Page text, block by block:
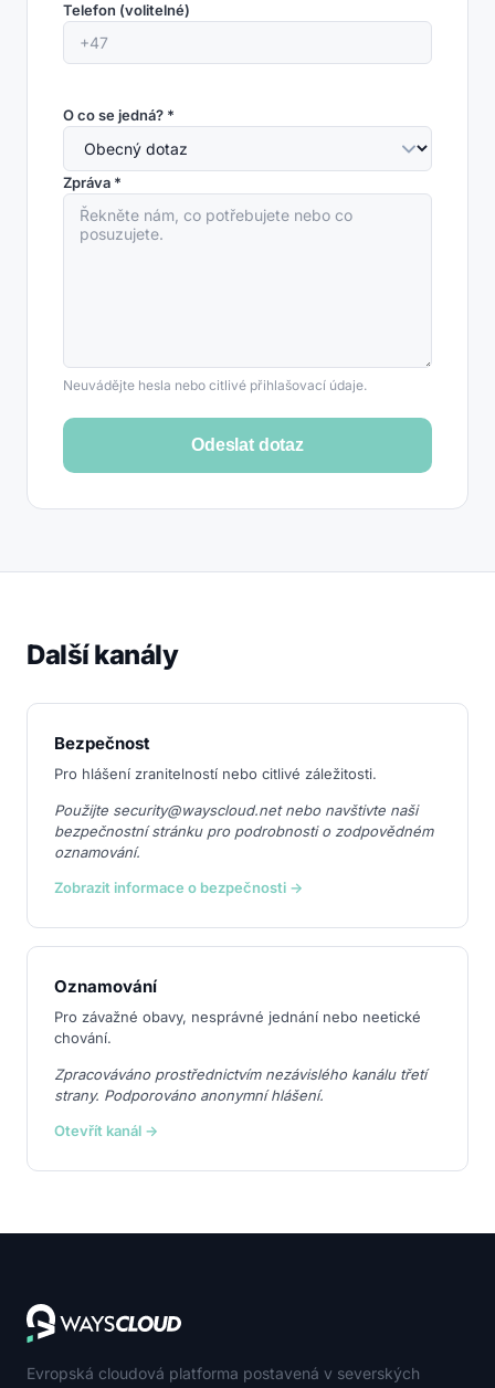
Telefon (volitelné)
O co se jedná? *
Zpráva *
Neuvádějte hesla nebo citlivé přihlašovací údaje.
Odeslat dotaz
Další kanály
Bezpečnost
Pro hlášení zranitelností nebo citlivé záležitosti.
Použijte security@wayscloud.net nebo navštivte naši
bezpečnostní stránku pro podrobnosti o zodpovědném
oznamování.
Zobrazit informace o bezpečnosti →
Oznamování
Pro závažné obavy, nesprávné jednání nebo neetické
chování.
Zpracováváno prostřednictvím nezávislého kanálu třetí
strany. Podporováno anonymní hlášení.
Otevřít kanál →
Evropská cloudová platforma postavená v severských